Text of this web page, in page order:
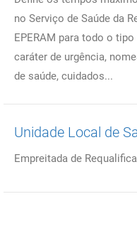
no Serviço de Saúde da
EPERAM para todo o
caráter de urgência,
de saúde, cuidados...
Unidade Local de
Empreitada de